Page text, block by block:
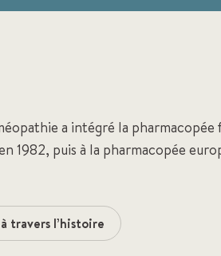
a intégré la pharmacopée
1982, puis à la pharmacopée
travers l’histoire